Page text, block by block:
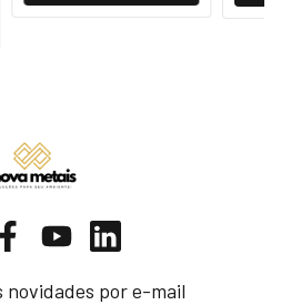
novidades por e-mail